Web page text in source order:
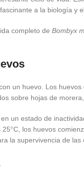
a la biología y
completo de Bombyx
un huevo. Los
sobre hojas de
un estado de
los huevos
la supervivencia de las